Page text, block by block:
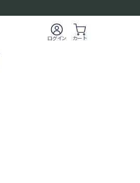
ログイン カート